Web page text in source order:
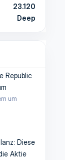
23.120
Deep
Republic
um
Diese
Aktie